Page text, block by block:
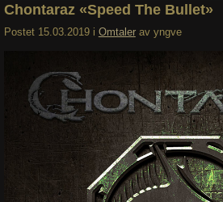
Chontaraz «Speed The Bullet»
Postet 15.03.2019 i Omtaler av yngve